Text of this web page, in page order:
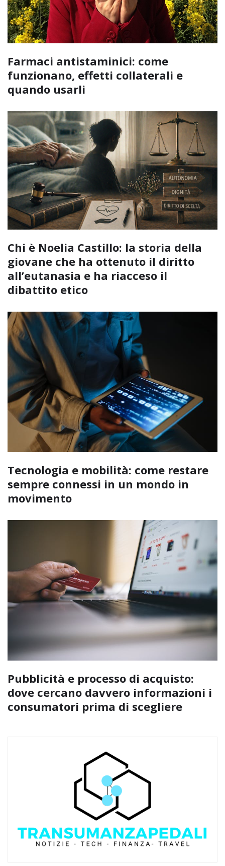
Farmaci antistaminici: come
funzionano, effetti collaterali e
quando usarli
Chi è Noelia Castillo: la storia della
giovane che ha ottenuto il diritto
all’eutanasia e ha riacceso il
dibattito etico
Tecnologia e mobilità: come restare
sempre connessi in un mondo in
movimento
Pubblicità e processo di acquisto:
dove cercano davvero informazioni i
consumatori prima di scegliere